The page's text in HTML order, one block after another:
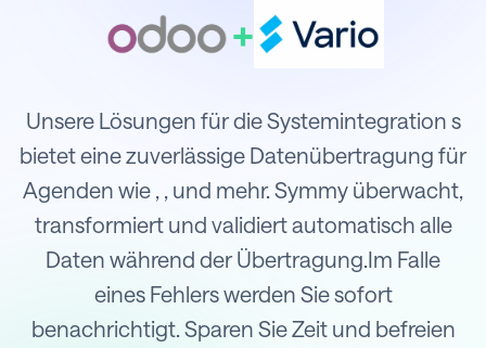
+
Integration von Odoo mit Vario
Unsere Lösungen für die Systemintegration s
bietet eine zuverlässige Datenübertragung für
Agenden wie , , und mehr. Symmy überwacht,
transformiert und validiert automatisch alle
Daten während der Übertragung.Im Falle
eines Fehlers werden Sie sofort
benachrichtigt. Sparen Sie Zeit und befreien